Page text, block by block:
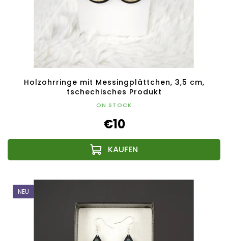
Holzohrringe mit Messingplättchen, 3,5 cm,
tschechisches Produkt
ON STOCK
€10
NEU